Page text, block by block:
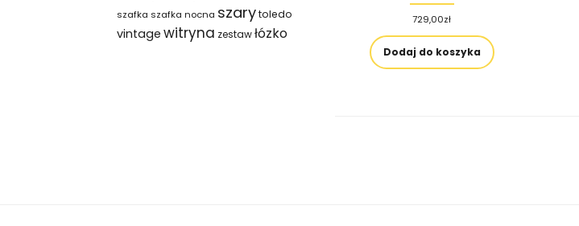
szafka szafka nocna szarytoledo
vintage witryna zestawłózko
729,00zł
Dodaj do koszyka